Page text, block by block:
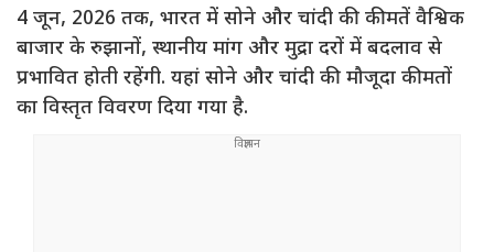
4 जून, 2026 तक, भारत में सोने और चांदी की कीमतें वैश्विक
बाजार के रुझानों, स्थानीय मांग और मुद्रा दरों में बदलाव से
प्रभावित होती रहेंगी. यहां सोने और चांदी की मौजूदा कीमतों
का विस्तृत विवरण दिया गया है.